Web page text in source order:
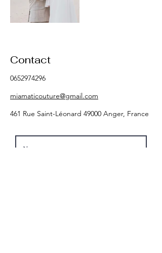
Contact
0652974296
miamaticouture@gmail.com
461 Rue Saint-Léonard 49000 Anger, France